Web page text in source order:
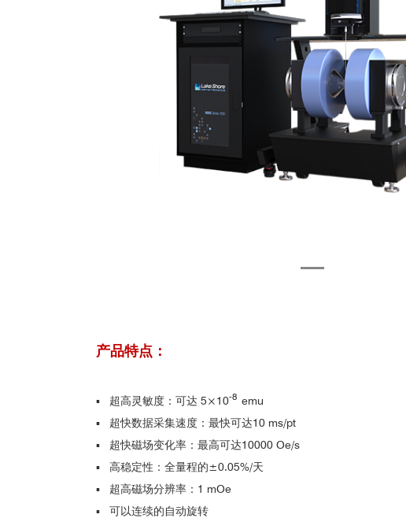
产品特点：
▪ 超高灵敏度：可达 5×10-8 emu
▪ 超快数据采集速度：最快可达10 ms/pt
▪ 超快磁场变化率：最高可达10000 Oe/s
▪ 高稳定性：全量程的±0.05%/天
▪ 超高磁场分辨率：1 mOe
▪ 可以连续的自动旋转